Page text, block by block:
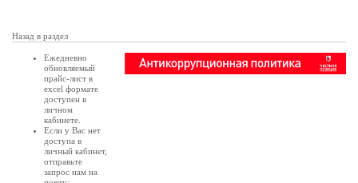
Назад в раздел
Ежедневно
обновляемый
прайс-лист в
excel формате
доступен в
личном
кабинете
Если у Вас нет
доступа в
личный кабинет,
отправьте
запрос нам на